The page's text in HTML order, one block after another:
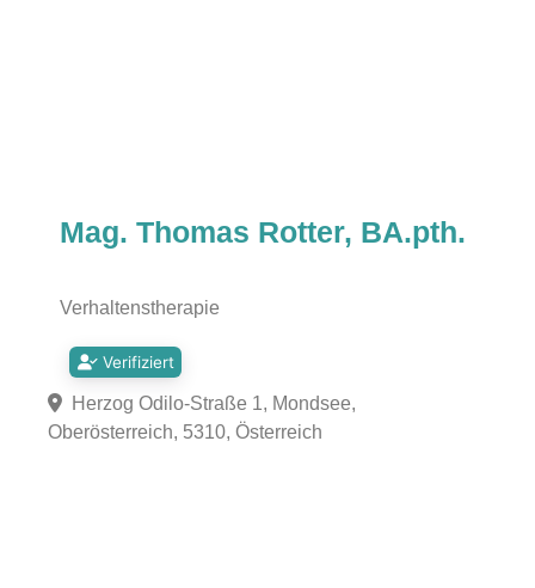
Mag. Thomas Rotter, BA.pth.
Verhaltenstherapie
Verifiziert
Herzog Odilo-Straße 1, Mondsee,
Oberösterreich, 5310, Österreich